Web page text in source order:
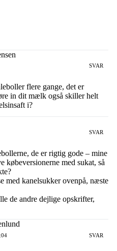
SVAR
flere gange, det er
in dit mælk også skiller helt
i?
SVAR
de er rigtig gode – mine
købeversionerne med sukat, så
med kanelsukker ovenpå, næste
de andre dejlige opskrifter,
SVAR